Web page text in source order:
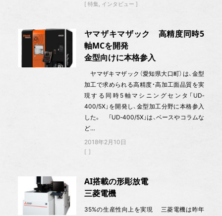
特集 インタビュー
ヤマザキマザック 高精度同時5
軸MCを開発
金型向けに本格参入
ヤマザキマザック（愛知県大口町）は、金型
加工で求められる高精度・高加工面品質を実
現する同時5軸マシニングセンタ「UD‐
400/5X」を開発し、金型加工分野に本格参入
した。 「UD‐400/5X」は、ベースやコラムな
ど…
2018年2月10日
AI搭載の形彫放電
三菱電機
35%の生産性向上を実現 三菱電機は昨年